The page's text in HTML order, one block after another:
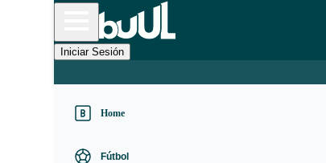
Iniciar Sesión
Home
Fútbol